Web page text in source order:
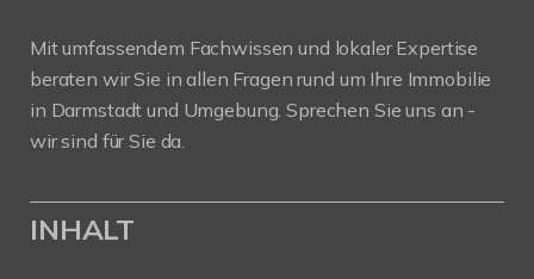
Mit umfassendem Fachwissen und lokaler Expertise
beraten wir Sie in allen Fragen rund um Ihre Immobilie
in Darmstadt und Umgebung. Sprechen Sie uns an -
wir sind für Sie da.
INHALT